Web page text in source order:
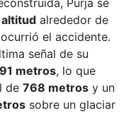
alrededor de
el accidente.
señal de su
metros, lo que
de 768 metros y un
sobre un glaciar